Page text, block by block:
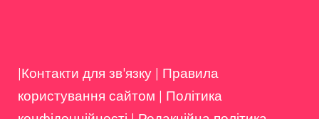
|Контакти для зв'язку | Правила
користування сайтом | Політика